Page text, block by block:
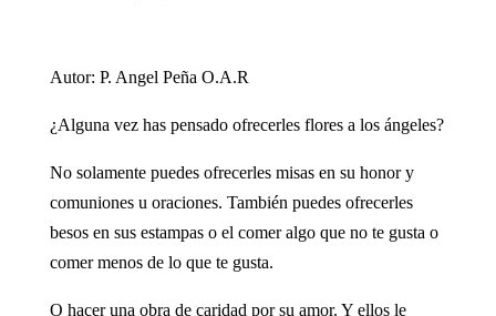
Autor: P. Angel Peña O.A.R
¿Alguna vez has pensado ofrecerles flores a los ángeles?
No solamente puedes ofrecerles misas en su honor y
comuniones u oraciones. También puedes ofrecerles
besos en sus estampas o el comer algo que no te gusta o
comer menos de lo que te gusta.
O hacer una obra de caridad por su amor. Y ellos le